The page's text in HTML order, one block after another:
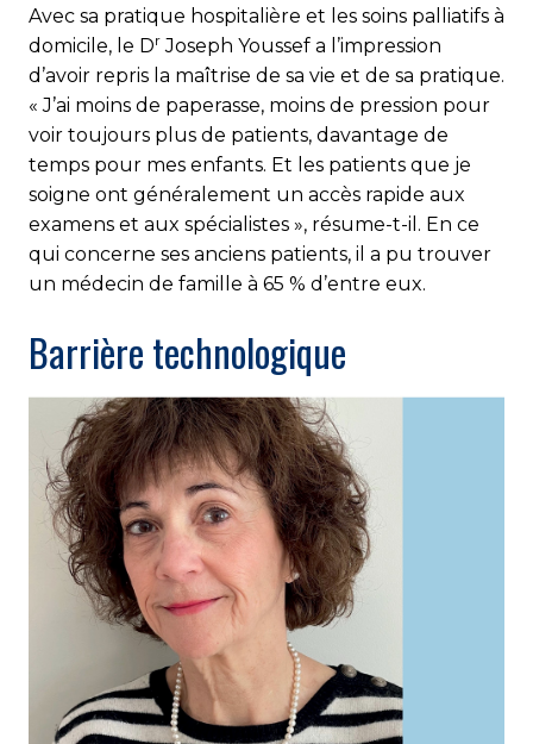
Avec sa pratique hospitalière et les soins palliatifs à
domicile, le Dr Joseph Youssef a l’impression
d’avoir repris la maîtrise de sa vie et de sa pratique.
« J’ai moins de paperasse, moins de pression pour
voir toujours plus de patients, davantage de
temps pour mes enfants. Et les patients que je
soigne ont généralement un accès rapide aux
examens et aux spécialistes », résume-t-il. En ce
qui concerne ses anciens patients, il a pu trouver
un médecin de famille à 65 % d’entre eux.
Barrière technologique